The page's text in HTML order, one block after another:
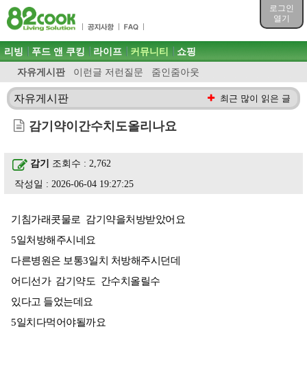
로그인
열기
목차
주메뉴 바로가기
컨텐츠 바로가기
검색 바로가기
로그인 바로가기
주메뉴
리빙 푸드 앤 쿠킹 라이프 커뮤니티
자유게시판 이런글 저런질문 줌인줌아웃
쇼핑
자유게시판 최근 많이 읽은 글
감기약이간수치도올리나요
감기
조회수 : 2,762
작성일 : 2026-06-04 19:27:25
기침가래콧물로 감기약을처방받았어요
5일처방해주시네요
다른병원은 보통3일치 처방해주시던데
어디선가 감기약도 간수치올릴수
있다고 들었는데요
5일치다먹어야될까요